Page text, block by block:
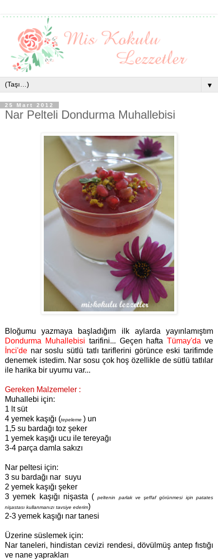
▼
25 Mart 2012
Nar Pelteli Dondurma Muhallebisi
Bloğumu yazmaya başladığım ilk aylarda yayınlamıştım
Dondurma Muhallebisi tarifini... Geçen haftaTümay'da ve
İnci'de nar soslu sütlü tatlı tariflerini görünce eski tarifimde
denemek istedim. Nar sosu çok hoş özellikle de sütlü tatlılar
ile harika bir uyumu var...
Gereken Malzemeler :
Muhallebi için:
1 lt süt
4 yemek kaşığı (tepeleme ) un
1,5 su bardağı toz şeker
1 yemek kaşığı ucu ile tereyağı
3-4 parça damla sakızı
Nar peltesi için:
3 su bardağı nar suyu
2 yemek kaşığı şeker
3 yemek kaşığı nişasta (peltenin parlak ve şeffaf görünmesi için patates
nişastası kullanmanızı tavsiye ederim)
2-3 yemek kaşığı nar tanesi
Üzerine süslemek için:
Nar taneleri, hindistan cevizi rendesi, dövülmüş antep fıstığı
ve nane yaprakları